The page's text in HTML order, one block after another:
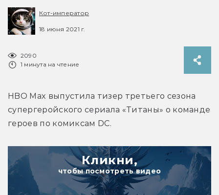
Кот-император
18 июня 2021 г.
2090
1 минута на чтение
HBO Max выпустила тизер третьего сезона
супергеройского сериала «Титаны» о команде
героев по комиксам DC.
Кликни,
чтобы посмотреть видео